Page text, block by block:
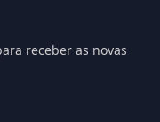
receber as novas